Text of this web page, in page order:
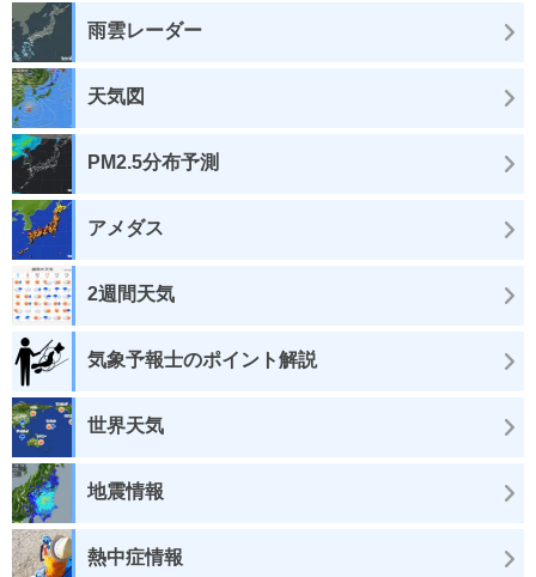
雨雲レーダー
天気図
PM2.5分布予測
アメダス
2週間天気
気象予報士のポイント解説
世界天気
地震情報
熱中症情報